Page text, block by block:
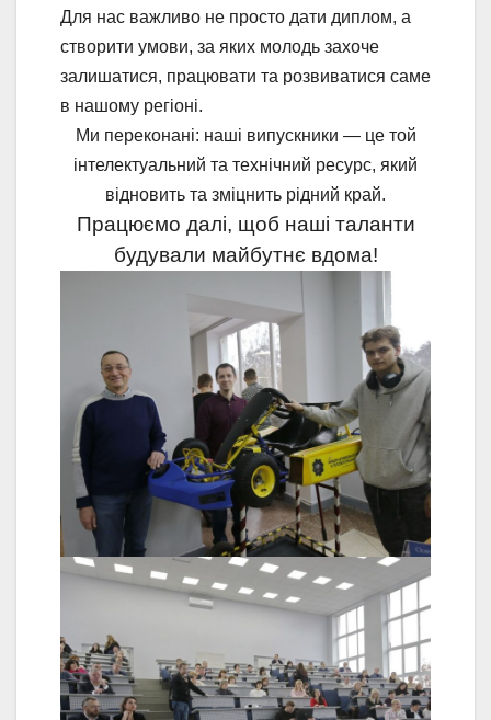
Для нас важливо не просто дати диплом, а
створити умови, за яких молодь захоче
залишатися, працювати та розвиватися саме
в нашому регіоні.
Ми переконані: наші випускники — це той
інтелектуальний та технічний ресурс, який
відновить та зміцнить рідний край.
Працюємо далі, щоб наші таланти
будували майбутнє вдома!